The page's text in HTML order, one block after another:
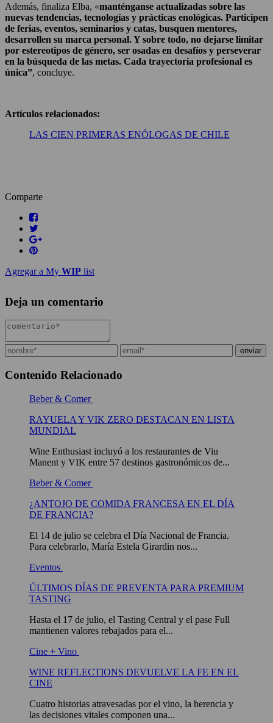
Además, finaliza Elba, «manténganse actualizadas sobre las
nuevas tendencias, tecnologías y prácticas enológicas. Participen
de ferias, eventos, seminarios y catas, busquen mentores,
desarrollen su marca personal. Y sobre todo, no dejarse limitar
por estereotipos de género, ser osadas en desafíos y perseverar
en la búsqueda de las metas. Cada trayectoria profesional es
única”, concluye.
Artículos relacionados:
LAS CIEN PRIMERAS ENÓLOGAS DE CHILE
Comparte
Agregar a My WIP list
Deja un comentario
Contenido Relacionado
Beber & Comer
RAYUELA Y VIK ZERO DESTACAN EN LISTA
MUNDIAL
Wine Enthusiast incluyó a los restaurantes de Viu
Manent y VIK entre 57 destinos gastronómicos de...
Beber & Comer
¿ANTOJO DE COMIDA FRANCESA EN EL DÍA
DE FRANCIA?
El 14 de julio se celebra el Día Nacional de Francia.
Para celebrarlo, María Estela Girardin nos...
Eventos
ÚLTIMOS DÍAS DE PREVENTA PARA PREMIUM
TASTING
Hasta el 17 de julio, el Tasting Central y el pase Full
mantienen valores rebajados para el...
Cine + Vino
WINE REFLECTIONS DEVUELVE LA FE EN EL
CINE
Cuatro historias atravesadas por el vino, la herencia y
las decisiones vitales componen una...